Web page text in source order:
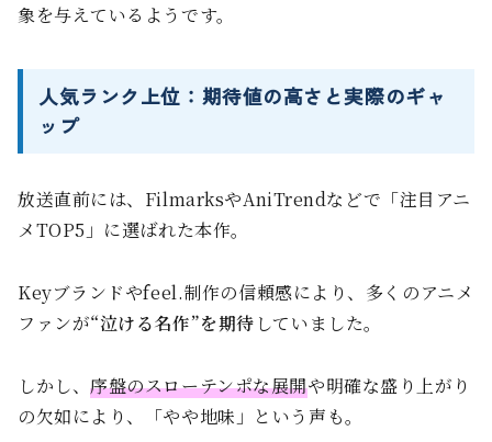
象を与えているようです。
人気ランク上位：期待値の高さと実際のギャ
ップ
放送直前には、FilmarksやAniTrendなどで「注目アニ
メTOP5」に選ばれた本作。
Keyブランドやfeel.制作の信頼感により、多くのアニメ
ファンが“泣ける名作”を期待 していました。
しかし、序盤のスローテンポな展開や明確な盛り上がり
の欠如により、「やや地味」という声も。